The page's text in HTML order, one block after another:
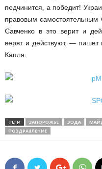
подчинится, а победит!
правовым
Савченко в это верит и
верят и действуют, — пишет
Капля.
ТЕГИ ЗАПОРОЖЬЕ ЗОДА
ПОЗДРАВЛЕНИЕ